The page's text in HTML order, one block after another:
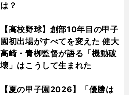
は？
【高校野球】創部10年目の甲子
園初出場がすべてを変えた 健大
高崎・青栁監督が語る「機動破
壊」はこうして生まれた
【夏の甲子園2026】「優勝は